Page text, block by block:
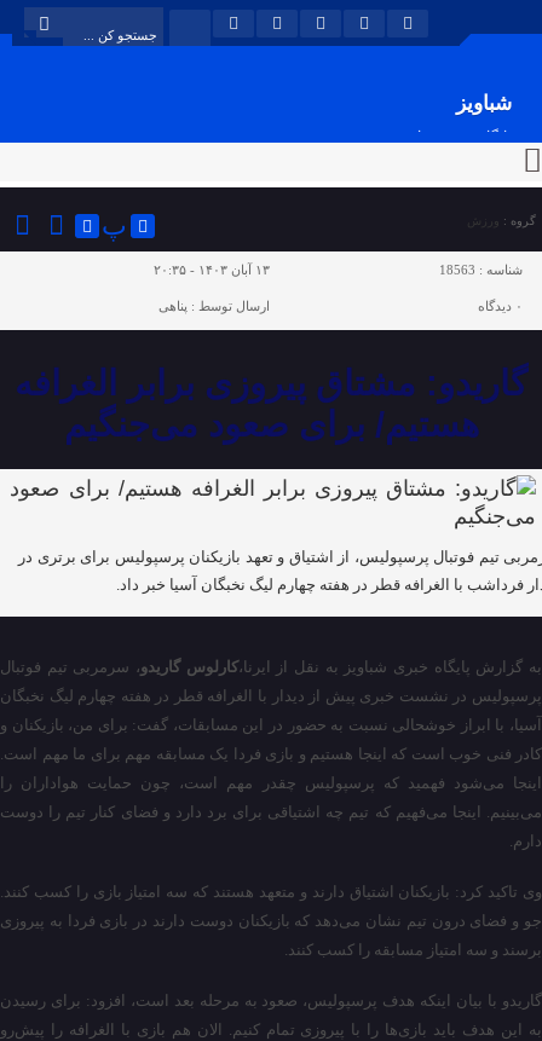
شباویز
پایگاه خبری شباویز
گروه : ورزش پ
شناسه : 18563 ۱۳ آبان ۱۴۰۳ - ۲۰:۳۵
۰ دیدگاه ارسال توسط : پناهی
گاریدو: مشتاق پیروزی برابر الغرافه
هستیم/ برای صعود می‌جنگیم
تیم فوتبال پرسپولیس، از اشتیاق و تعهد بازیکنان پرسپولیس برای برتری در
فرداشب با الغرافه قطر در هفته چهارم لیگ نخبگان آسیا خبر داد.
به گزارش پایگاه خبری شباویز به نقل از ایرنا،کارلوس گاریدو، سرمربی تیم فوتبال
پرسپولیس در نشست خبری پیش از دیدار با الغرافه قطر در هفته چهارم لیگ نخبگان
آسیا، با ابراز خوشحالی نسبت به حضور در این مسابقات، گفت: برای من، بازیکنان و
کادر فنی خوب است که اینجا هستیم و بازی فردا یک مسابقه مهم برای ما مهم است.
اینجا می‌شود فهمید که پرسپولیس چقدر مهم است، چون حمایت هواداران را
می‌بینیم. اینجا می‌فهیم که تیم چه اشتیاقی برای برد دارد و فضای کنار تیم را دوست
دارم.
وی تاکید کرد: بازیکنان اشتیاق دارند و متعهد هستند که سه امتیاز بازی را کسب کنند.
جو و فضای درون تیم نشان می‌دهد که بازیکنان دوست دارند در بازی فردا به پیروزی
برسند و سه امتیاز مسابقه را کسب کنند.
گاریدو با بیان اینکه هدف پرسپولیس، صعود به مرحله بعد است، افزود: برای رسیدن
به این هدف باید بازی‌ها را با پیروزی تمام کنیم. الان هم بازی با الغرافه را پیش‌رو